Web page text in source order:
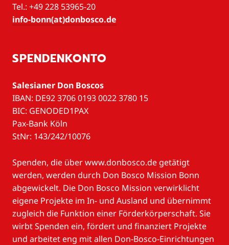
Tel.: +49 228 53965-20
info-bonn(at)donbosco.de
SPENDENKONTO
Salesianer Don Boscos
IBAN: DE92 3706 0193 0022 3780 15
BIC: GENODED1PAX
Pax-Bank Köln
StNr: 143/242/10076
Spenden, die über www.donbosco.de getätigt
werden, werden durch Don Bosco Mission Bonn
abgewickelt. Die Don Bosco Mission verwirklicht
eigene Projekte im In- und Ausland und übernimmt
zugleich die Funktion einer Förderkörperschaft. Sie
wirbt Spenden ein, fördert und finanziert Projekte
und arbeitet eng mit allen Don-Bosco-Einrichtungen